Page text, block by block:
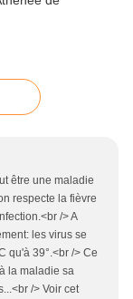
être une maladie
respecte la fièvre
/> A
les virus se
qu'à 39°.<br /> Ce
la maladie sa
/> Voir cet